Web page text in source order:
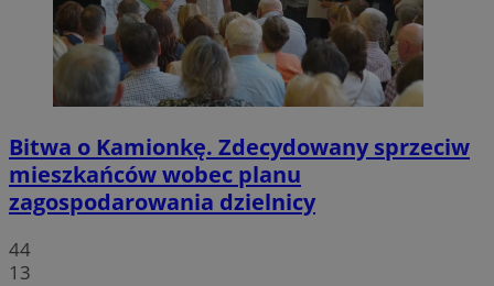
Bitwa o Kamionkę. Zdecydowany sprzeciw
mieszkańców wobec planu
zagospodarowania dzielnicy
44
13